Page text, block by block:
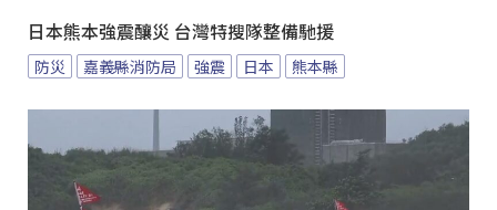
日本熊本強震釀災 台灣特搜隊整備馳援
防災 嘉義縣消防局 強震 日本 熊本縣